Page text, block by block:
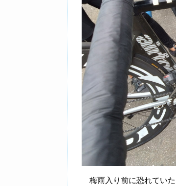
梅雨入り前に恐れていた